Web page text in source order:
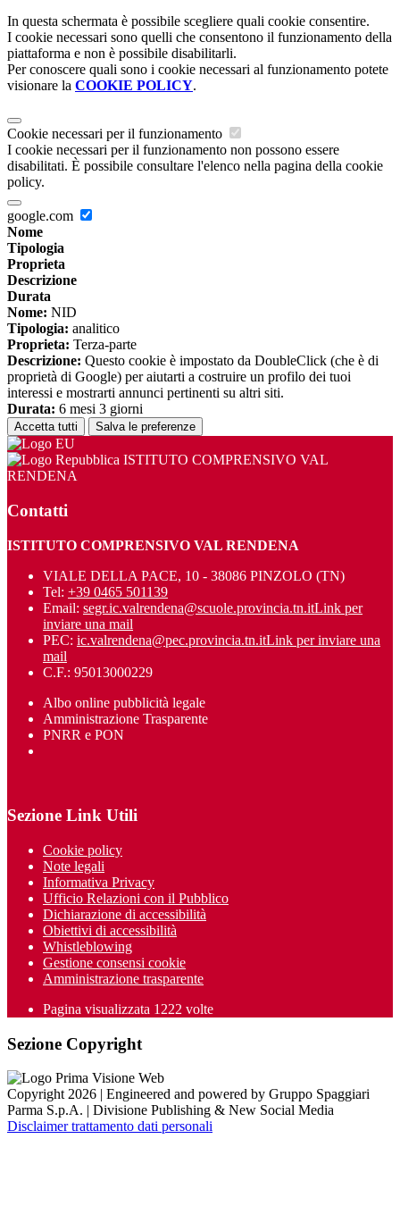
In questa schermata è possibile scegliere quali cookie consentire.
I cookie necessari sono quelli che consentono il funzionamento della
piattaforma e non è possibile disabilitarli.
Per conoscere quali sono i cookie necessari al funzionamento potete
visionare la COOKIE POLICY.
Cookie necessari per il funzionamento
I cookie necessari per il funzionamento non possono essere
disabilitati. È possibile consultare l'elenco nella pagina della cookie
policy.
google.com
Nome
Tipologia
Proprieta
Descrizione
Durata
Nome: NID
Tipologia: analitico
Proprieta: Terza-parte
Descrizione: Questo cookie è impostato da DoubleClick (che è di
proprietà di Google) per aiutarti a costruire un profilo dei tuoi
interessi e mostrarti annunci pertinenti su altri siti.
Durata: 6 mesi 3 giorni
Accetta tutti Salva le preferenze
ISTITUTO COMPRENSIVO VAL
RENDENA
Contatti
ISTITUTO COMPRENSIVO VAL RENDENA
VIALE DELLA PACE, 10 - 38086 PINZOLO (TN)
Tel: +39 0465 501139
Email: segr.ic.valrendena@scuole.provincia.tn.itLink per
inviare una mail
PEC: ic.valrendena@pec.provincia.tn.itLink per inviare una
mail
C.F.: 95013000229
Albo online pubblicità legale
Amministrazione Trasparente
PNRR e PON
Sezione Link Utili
Cookie policy
Note legali
Informativa Privacy
Ufficio Relazioni con il Pubblico
Dichiarazione di accessibilità
Obiettivi di accessibilità
Whistleblowing
Gestione consensi cookie
Amministrazione trasparente
Pagina visualizzata 1222 volte
Sezione Copyright
Copyright 2026 | Engineered and powered by Gruppo Spaggiari
Parma S.p.A. | Divisione Publishing & New Social Media
Disclaimer trattamento dati personali